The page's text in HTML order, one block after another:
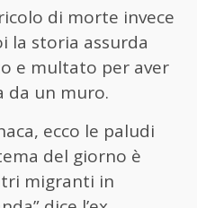
di morte invece
la storia assurda
e multato per aver
da un muro.
ecco le paludi
del giorno è
migranti in